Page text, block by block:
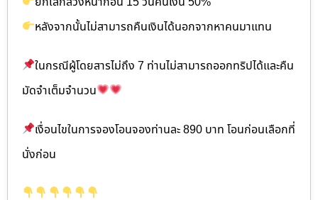
หลังจากนั้นไม่สามารถคืนเงินได้นอกจากหาคนมาแทน
ในกรณีผู้โดยสารไม่ถึง 7 ท่านไม่สามารถออกทริปได้และคืน
มัดจำเต็มจำนวน
เงื่อนไขในการจองโอนจองท่านละ 890 บาท โอนก่อนเลือกที่
นั่งก่อน